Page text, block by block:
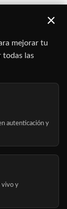
×
mejorar tu
todas las
autenticación y
vivo y